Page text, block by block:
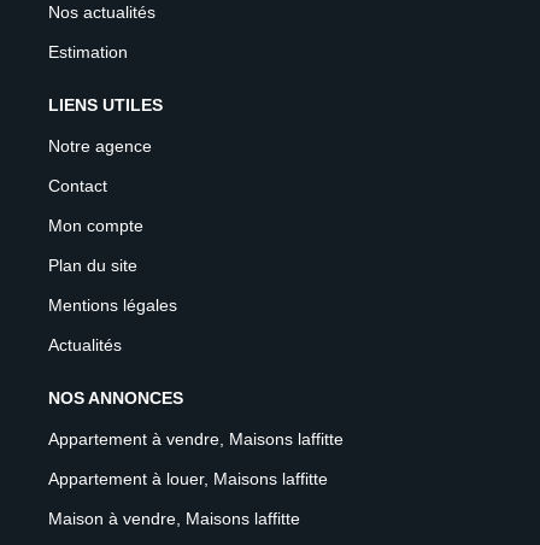
Nos actualités
Estimation
LIENS UTILES
Notre agence
Contact
Mon compte
Plan du site
Mentions légales
Actualités
NOS ANNONCES
Appartement à vendre, Maisons laffitte
Appartement à louer, Maisons laffitte
Maison à vendre, Maisons laffitte